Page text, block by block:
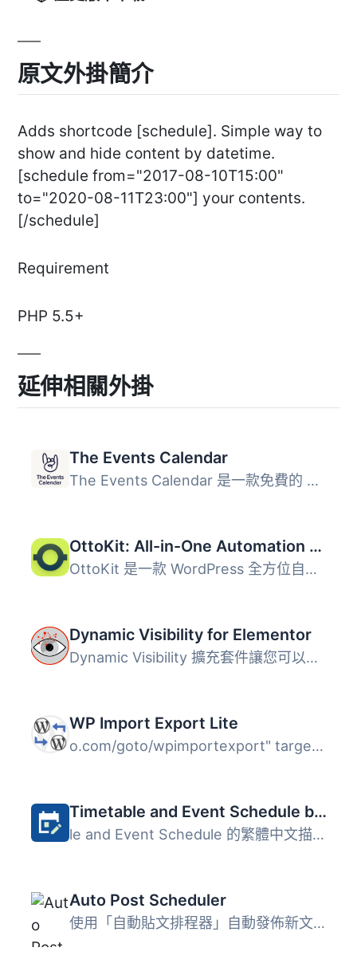
原文外掛簡介
Adds shortcode [schedule]. Simple way to
show and hide content by datetime.
[schedule from="2017-08-10T15:00"
to="2020-08-11T23:00"] your contents.
[/schedule]
Requirement
PHP 5.5+
延伸相關外掛
The Events Calendar
The Events Calendar 是一款免費的 WordPress 外掛，讓使用者...
OttoKit: All-in-One Automation Platform
OttoKit 是一款 WordPress 全方位自動化外掛，能串接網站上的...
Dynamic Visibility for Elementor
Dynamic Visibility 擴充套件讓您可以隱藏小工具、欄位、容器...
WP Import Export Lite
o.com/goto/wpimportexport" target="_blank">WordPress Impo...
Timetable and Event Schedule by MotoPress
le and Event Schedule 的繁體中文描述： MotoPress Timetabl...
Auto Post Scheduler
使用「自動貼文排程器」自動發佈新文章和/或回收舊文章！不需...